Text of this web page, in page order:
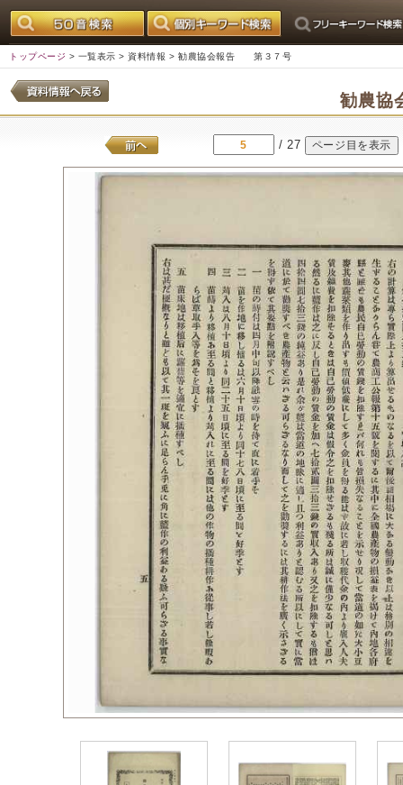
トップページ > 一覧表示 > 資料情報 > 勧農協会報告 第３７号
勧農
/ 27